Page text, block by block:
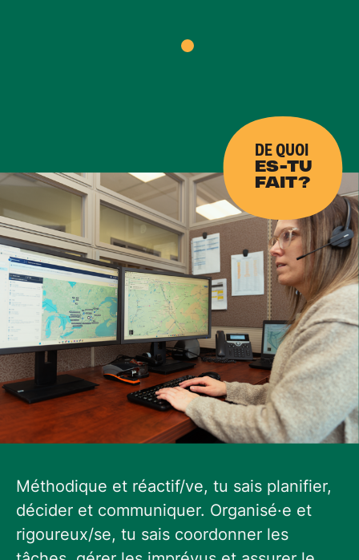
DE QUOI
ES-TU
FAIT?
Méthodique et réactif/ve, tu sais planifier,
décider et communiquer. Organisé·e et
rigoureux/se, tu sais coordonner les